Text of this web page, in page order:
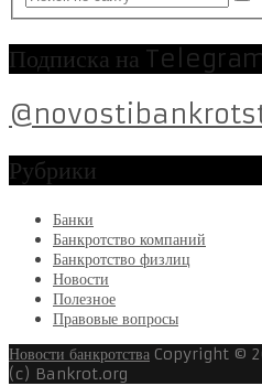
Подписка на
Рубрики
Банки
Банкротство компаний
Банкротство физлиц
Новости
Полезное
Правовые вопросы
Новости банкротства Copyright ©
(c) Bankrot.org